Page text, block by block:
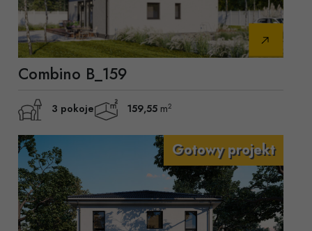
Combino B_159
3 pokoje 159,55 m2